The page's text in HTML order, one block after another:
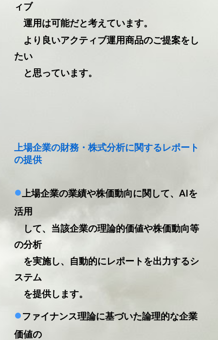
ィブ
運用は可能だと考えています。
より良いアクティブ運用商品のご提案をし
たい
と思っています。
上場企業の財務・株式分析に関するレポート
の提供
•上場企業の業績や株価動向に関して、AIを
活用
して、当該企業の理論的価値や株価動向等
の分析
を実施し、自動的にレポートを出力するシ
ステム
を提供します。
•ファイナンス理論に基づいた論理的な企業
価値の